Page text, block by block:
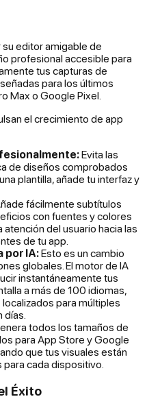
editor amigable de
profesional accesible para
tus capturas de
para los últimos
Max o Google Pixel.
el crecimiento de app
Evita las
de diseños comprobados
plantilla, añade tu interfaz y
fácilmente subtítulos
con fuentes y colores
del usuario hacia las
de tu app.
por IA:Esto es un cambio
globales. El motor de IA
instantáneamente tus
a más de 100 idiomas,
para múltiples
todos los tamaños de
para App Store y Google
que tus visuales están
cada dispositivo.
Éxito